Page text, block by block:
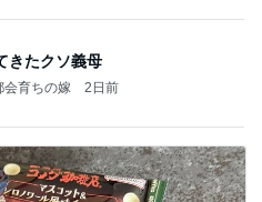
きたクソ義母
会育ちの嫁 2日前